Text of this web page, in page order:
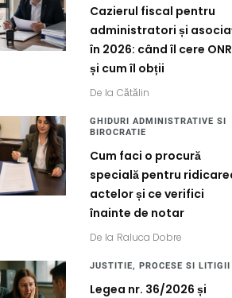
Cazierul fiscal pentru
administratori și
în 2026: când îl cere
și cum îl obții
De la Cătălin
GHIDURI ADMINISTRATIVE SI
BIROCRATIE
Cum faci o procură
specială pentru
actelor și ce verifici
înainte de notar
De la Raluca Dobre
JUSTITIE, PROCESE SI LITIGII
Legea nr. 36/2026 și